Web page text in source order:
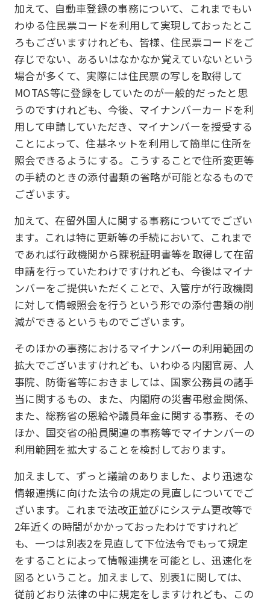
加えて、自動車登録の事務について、これまでもい
わゆる住民票コードを利用して実現しておったとこ
ろもございますけれども、皆様、住民票コードをご
存じでない、あるいはなかなか覚えていないという
場合が多くて、実際には住民票の写しを取得して
MOTAS等に登録をしていたのが一般的だったと思
うのですけれども、今後、マイナンバーカードを利
用して申請していただき、マイナンバーを授受する
ことによって、住基ネットを利用して簡単に住所を
照会できるようにする。こうすることで住所変更等
の手続のときの添付書類の省略が可能となるもので
ございます。
加えて、在留外国人に関する事務についてでござい
ます。これは特に更新等の手続において、これまで
であれば行政機関から課税証明書等を取得して在留
申請を行っていたわけですけれども、今後はマイナ
ンバーをご提供いただくことで、入管庁が行政機関
に対して情報照会を行うという形での添付書類の削
減ができるというものでございます。
そのほかの事務におけるマイナンバーの利用範囲の
拡大でございますけれども、いわゆる内閣官房、人
事院、防衛省等におきましては、国家公務員の諸手
当に関するもの、また、内閣府の災害弔慰金関係、
また、総務省の恩給や議員年金に関する事務、その
ほか、国交省の船員関連の事務等でマイナンバーの
利用範囲を拡大することを検討しております。
加えまして、ずっと議論のありました、より迅速な
情報連携に向けた法令の規定の見直しについてでご
ざいます。これまで法改正並びにシステム更改等で
2年近くの時間がかかっておったわけですけれど
も、一つは別表2を見直して下位法令でもって規定
をすることによって情報連携を可能とし、迅速化を
図るということ。加えまして、別表1に関しては、
従前どおり法律の中に規定をしますけれども、この